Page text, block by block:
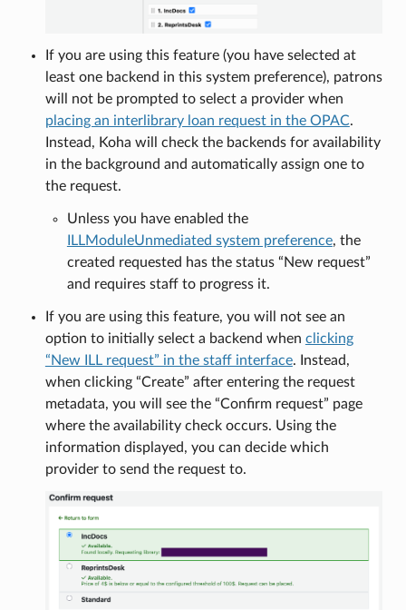
If you are using this feature (you have selected at
least one backend in this system preference), patrons
will not be prompted to select a provider when
placing an interlibrary loan request in the OPAC.
Instead, Koha will check the backends for availability
in the background and automatically assign one to
the request.
Unless you have enabled the
ILLModuleUnmediated system preference, the
created requested has the status “New request”
and requires staff to progress it.
If you are using this feature, you will not see an
option to initially select a backend when clicking
“New ILL request” in the staff interface. Instead,
when clicking “Create” after entering the request
metadata, you will see the “Confirm request” page
where the availability check occurs. Using the
information displayed, you can decide which
provider to send the request to.